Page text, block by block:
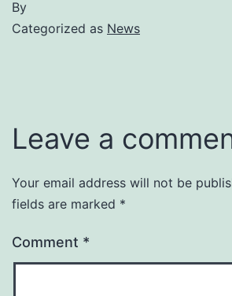
By
Categorized as News
Leave a
Your email address will not be
fields are marked *
Comment *